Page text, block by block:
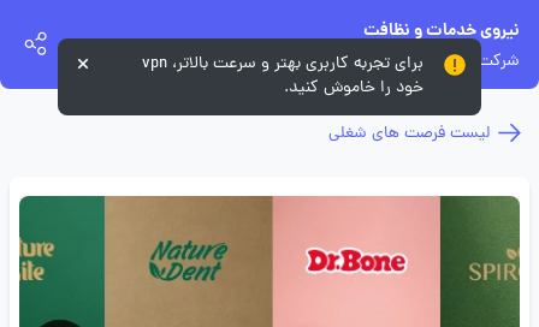
نیروی خدمات و نظافت
شرکت صنایع غذایی ماسترفوده
لیست فرصت های شغلی
برای تجربه کاربری بهتر و سرعت بالاتر، vpn
خود را خاموش کنید.